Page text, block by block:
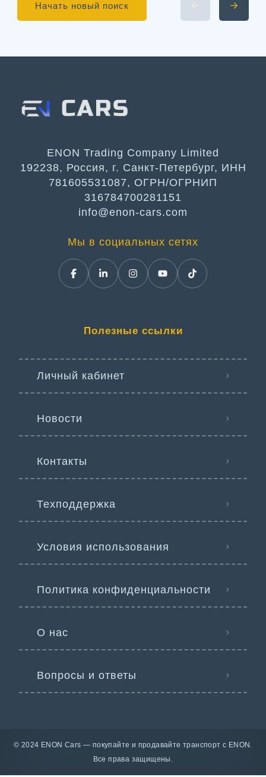
Начать новый поиск
ENON Trading Company Limited
192238, Россия, г. Санкт-Петербург, ИНН
781605531087, ОГРН/ОГРНИП
316784700281151
info@enon-cars.com
Мы в социальных сетях
Полезные ссылки
Личный кабинет
Новости
Контакты
Техподдержка
Условия использования
Политика конфиденциальности
О нас
Вопросы и ответы
© 2024 ENON Cars — покупайте и продавайте транспорт с ENON.
Все права защищены.